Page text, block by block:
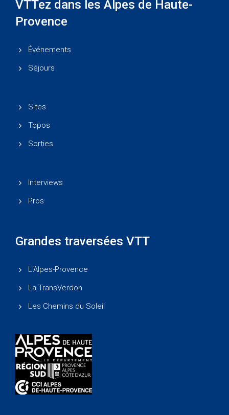
VTTez dans les Alpes de Haute-
Provence
Événements
Séjours
Sites
Topos
Sorties
Interviews
Pros
Grandes traversées VTT
L'Alpes-Provence
La TransVerdon
Les Chemins du Soleil